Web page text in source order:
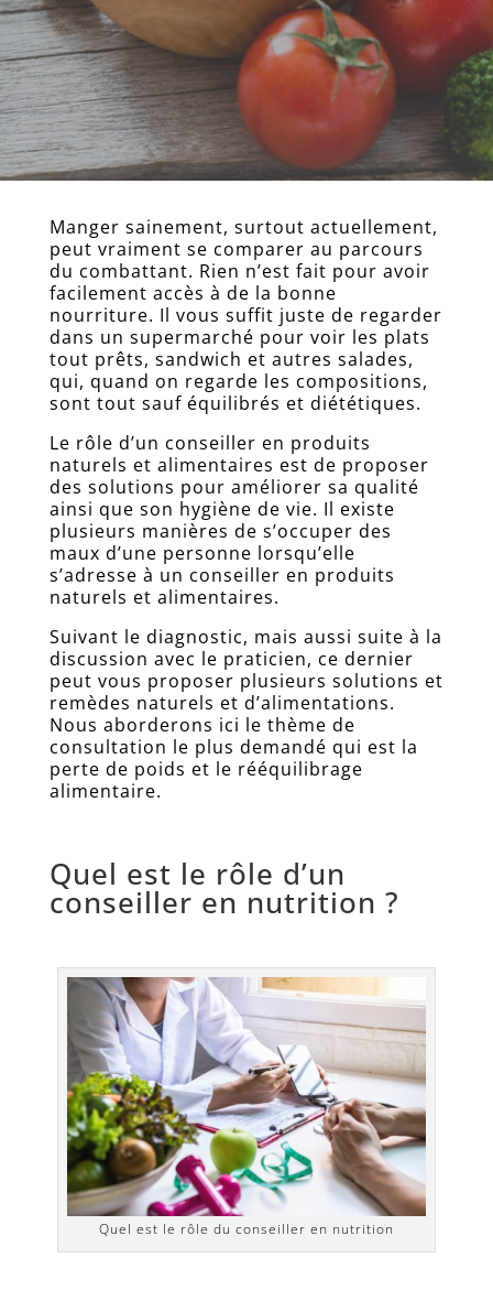
Accueil
Formation
Plaquette
d’informations
Dossier
d’inscription
Consultation
naturopathes
certifiés
professeurs
Blog
FAQ
Livre
d’Or
amis
Connexion
Prendre
RDV
Contact
Nous
Inscription
Newsletter
Manger sainement, surtout actuellement,
peut vraiment se comparer au parcours
du combattant. Rien n’est fait pour avoir
facilement accès à de la bonne
nourriture. Il vous suffit juste de regarder
dans un supermarché pour voir les plats
tout prêts, sandwich et autres salades,
qui, quand on regarde les compositions,
sont tout sauf équilibrés et diététiques.
Le rôle d’un conseiller en produits
naturels et alimentaires est de proposer
des solutions pour améliorer sa qualité
ainsi que son hygiène de vie. Il existe
plusieurs manières de s’occuper des
maux d’une personne lorsqu’elle
s’adresse à un conseiller en produits
naturels et alimentaires.
Suivant le diagnostic, mais aussi suite à la
discussion avec le praticien, ce dernier
peut vous proposer plusieurs solutions et
remèdes naturels et d’alimentations.
Nous aborderons ici le thème de
consultation le plus demandé qui est la
perte de poids et le rééquilibrage
alimentaire.
Quel est le rôle d’un
conseiller en nutrition ?
Quel est le rôle du conseiller en nutrition